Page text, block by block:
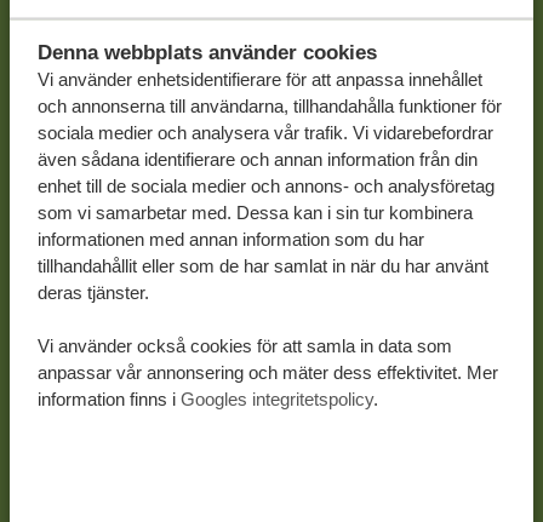
Denna webbplats använder cookies
Vi använder enhetsidentifierare för att anpassa innehållet
och annonserna till användarna, tillhandahålla funktioner för
sociala medier och analysera vår trafik. Vi vidarebefordrar
även sådana identifierare och annan information från din
enhet till de sociala medier och annons- och analysföretag
som vi samarbetar med. Dessa kan i sin tur kombinera
informationen med annan information som du har
tillhandahållit eller som de har samlat in när du har använt
deras tjänster.
Vi använder också cookies för att samla in data som
anpassar vår annonsering och mäter dess effektivitet. Mer
information finns i Googles integritetspolicy.